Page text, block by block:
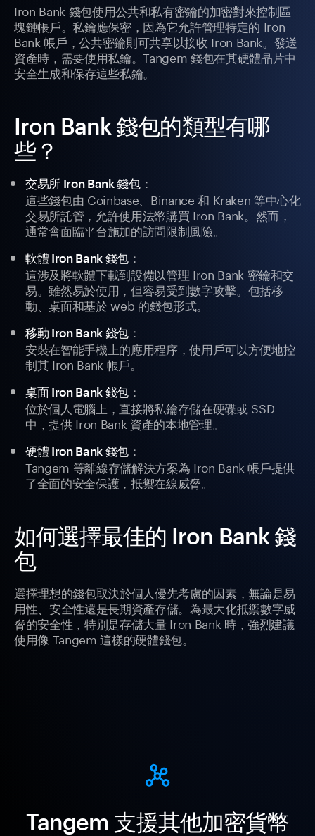
Iron Bank 錢包使用公共和私有密鑰的加密對來控制區
塊鏈帳戶。私鑰應保密，因為它允許管理特定的 Iron
Bank 帳戶，公共密鑰則可共享以接收 Iron Bank。發送
資產時，需要使用私鑰。Tangem 錢包在其硬體晶片中
安全生成和保存這些私鑰。
Iron Bank 錢包的類型有哪
些？
交易所 Iron Bank 錢包：
這些錢包由 Coinbase、Binance 和 Kraken 等中心化
交易所託管，允許使用法幣購買 Iron Bank。然而，
通常會面臨平台施加的訪問限制風險。
軟體 Iron Bank 錢包：
這涉及將軟體下載到設備以管理 Iron Bank 密鑰和交
易。雖然易於使用，但容易受到數字攻擊。包括移
動、桌面和基於 web 的錢包形式。
移動 Iron Bank 錢包：
安裝在智能手機上的應用程序，使用戶可以方便地控
制其 Iron Bank 帳戶。
桌面 Iron Bank 錢包：
位於個人電腦上，直接將私鑰存儲在硬碟或 SSD
中，提供 Iron Bank 資產的本地管理。
硬體 Iron Bank 錢包：
Tangem 等離線存儲解決方案為 Iron Bank 帳戶提供
了全面的安全保護，抵禦在線威脅。
如何選擇最佳的 Iron Bank 錢
包
選擇理想的錢包取決於個人優先考慮的因素，無論是易
用性、安全性還是長期資產存儲。為最大化抵禦數字威
脅的安全性，特別是存儲大量 Iron Bank 時，強烈建議
使用像 Tangem 這樣的硬體錢包。
Tangem 支援其他加密貨幣